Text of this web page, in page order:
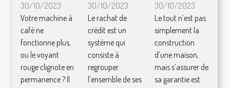
30/10/2023
Votre machine à
café ne
fonctionne plus,
ou le voyant
rouge clignote en
permanence ? Il
30/10/2023
Le rachat de
crédit est un
système qui
consiste à
regrouper
l’ensemble de ses
30/10/2023
Le tout n’est pas
simplement la
construction
d’une maison,
mais s’assurer de
sa garantie est